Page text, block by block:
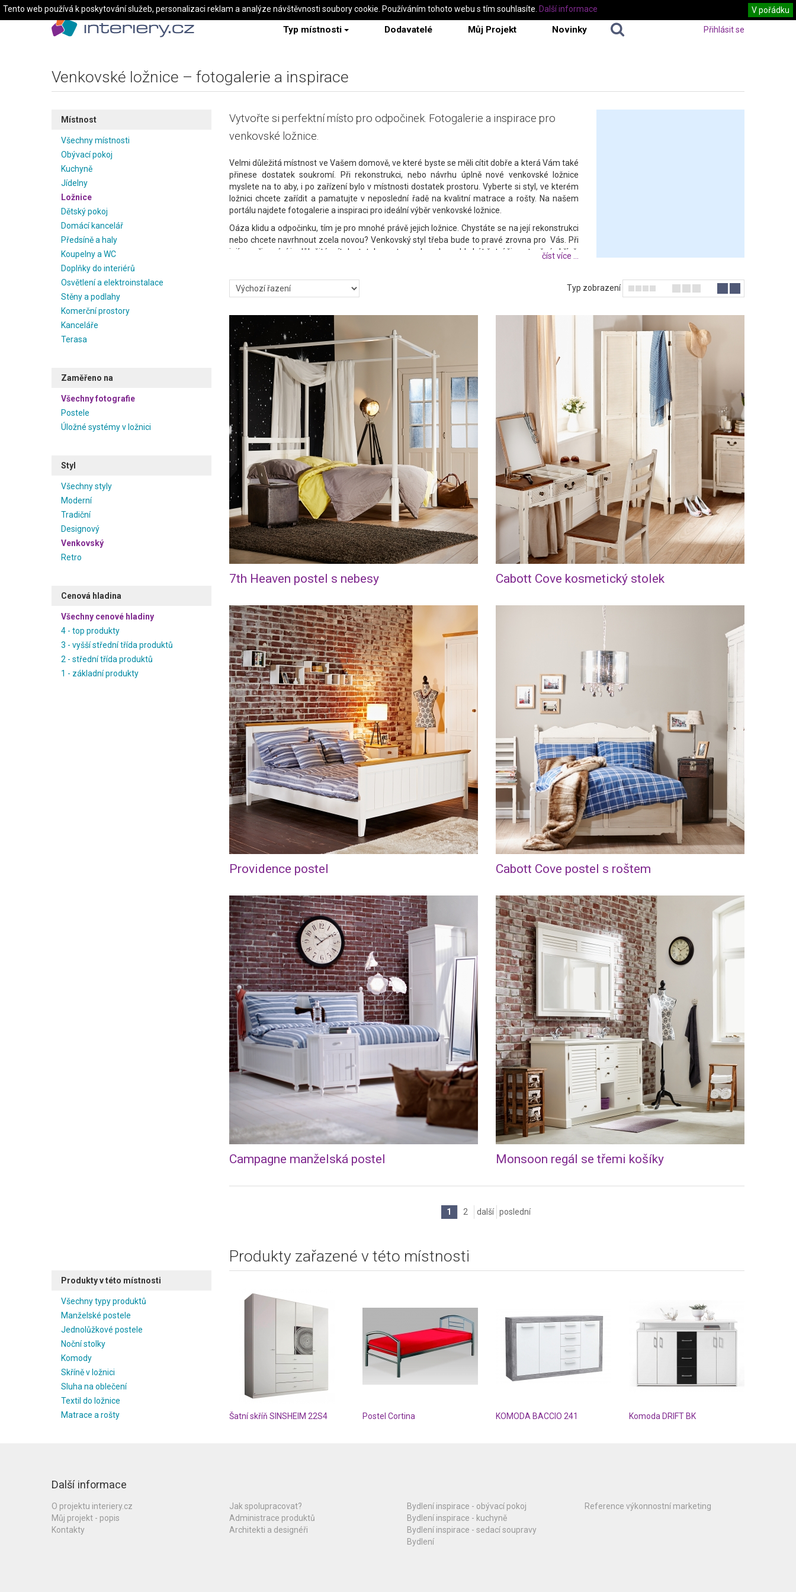
Typ místnosti Dodavatelé Můj Projekt Novinky Přihlásit se
Venkovské ložnice – fotogalerie a inspirace
Místnost
Všechny místnosti
Obývací pokoj
Kuchyně
Jídelny
Ložnice
Dětský pokoj
Domácí kancelář
Předsíně a haly
Koupelny a WC
Doplňky do interiérů
Osvětlení a elektroinstalace
Stěny a podlahy
Komerční prostory
Kanceláře
Terasa
Zaměřeno na
Všechny fotografie
Postele
Úložné systémy v ložnici
Styl
Všechny styly
Moderní
Tradiční
Designový
Venkovský
Retro
Cenová hladina
Všechny cenové hladiny
4 - top produkty
3 - vyšší střední třída produktů
2 - střední třída produktů
1 - základní produkty
Vytvořte si perfektní místo pro odpočinek. Fotogalerie a inspirace pro
venkovské ložnice.
Velmi důležitá místnost ve Vašem domově, ve které byste se měli cítit dobře a která Vám také
přinese dostatek soukromí. Při rekonstrukci, nebo návrhu úplně nové venkovské ložnice
myslete na to aby, i po zařízení bylo v místnosti dostatek prostoru. Vyberte si styl, ve kterém
ložnici chcete zařídit a pamatujte v neposlední řadě na kvalitní matrace a rošty. Na našem
portálu najdete fotogalerie a inspiraci pro ideální výběr venkovské ložnice.
Oáza klidu a odpočinku, tím je pro mnohé právě jejich ložnice. Chystáte se na její rekonstrukci
nebo chcete navrhnout zcela novou? Venkovský styl třeba bude to pravé zrovna pro Vás. Při
jejím zařizování je důležité mít dostatek prostoru, aby zde mohly být šatní či vestavěné skříně,
již hotových ložnic a inspirujte se.
designéři Vám rádi poradí. Na Intrierech.cz jistě najdete tu správnou inspiraci, abyste si vytvořili
perfektní místo pro Vaši relaxaci a odpočinek. Navíc zde máte možnost vyhledat si vhodného
dodavatele ve svém okolí a zjistit výhody, které nabízí, i když si pro ložnici zvolíte např.
venkovské ložnice.
číst více ...
Typ zobrazení
7th Heaven postel s nebesy Cabott Cove kosmetický stolek
Providence postel Cabott Cove postel s roštem
Campagne manželská postel Monsoon regál se třemi košíky
1 2 další poslední
Produkty v této místnosti
Všechny typy produktů
Manželské postele
Jednolůžkové postele
Noční stolky
Komody
Skříně v ložnici
Sluha na oblečení
Textil do ložnice
Matrace a rošty
Produkty zařazené v této místnosti
Šatní skříň SINSHEIM 22S4 Postel Cortina KOMODA BACCIO 241 Komoda DRIFT BK
Další informace
O projektu interiery.cz
Můj projekt - popis
Kontakty
Jak spolupracovat?
Administrace produktů
Architekti a designéři
Bydlení inspirace - obývací pokoj
Bydlení inspirace - kuchyně
Bydlení inspirace - sedací soupravy
Bydlení
Reference výkonnostní marketing
Tento web používá k poskytování služeb, personalizaci reklam a analýze návštěvnosti soubory cookie. Používáním tohoto webu s tím souhlasíte. V pořádku
Další informace